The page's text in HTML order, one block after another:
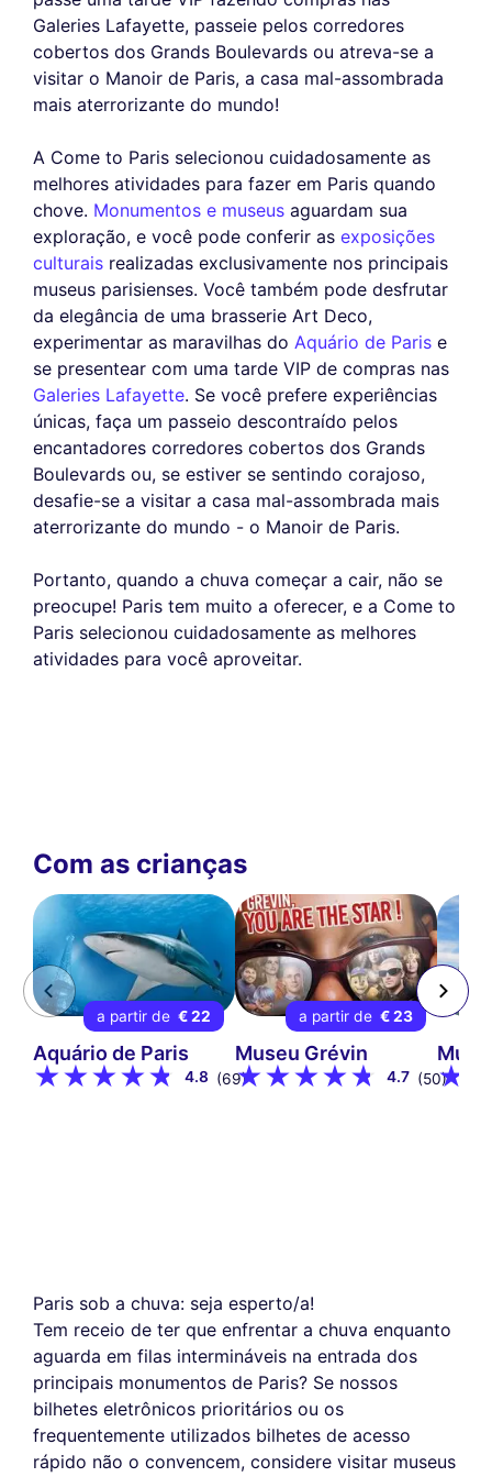
Galeries Lafayette, passeie pelos corredores
cobertos dos Grands Boulevards ou atreva-se a
visitar o Manoir de Paris, a casa mal-assombrada
mais aterrorizante do mundo!
A Come to Paris selecionou cuidadosamente as
melhores atividades para fazer em Paris quando
chove. Monumentos e museus aguardam sua
exploração, e você pode conferir as exposições
culturais realizadas exclusivamente nos principais
museus parisienses. Você também pode desfrutar
da elegância de uma brasserie Art Deco,
experimentar as maravilhas do Aquário de Paris e
se presentear com uma tarde VIP de compras nas
Galeries Lafayette. Se você prefere experiências
únicas, faça um passeio descontraído pelos
encantadores corredores cobertos dos Grands
Boulevards ou, se estiver se sentindo corajoso,
desafie-se a visitar a casa mal-assombrada mais
aterrorizante do mundo - o Manoir de Paris.
Portanto, quando a chuva começar a cair, não se
preocupe! Paris tem muito a oferecer, e a Come to
Paris selecionou cuidadosamente as melhores
atividades para você aproveitar.
Com as crianças
a partir de € 22
Aquário de Paris
4.8 (69)
a partir de € 23
Museu Grévin
4.7 (50)
Paris sob a chuva: seja esperto/a!
Tem receio de ter que enfrentar a chuva enquanto
aguarda em filas intermináveis na entrada dos
principais monumentos de Paris? Se nossos
bilhetes eletrônicos prioritários ou os
frequentemente utilizados bilhetes de acesso
rápido não o convencem, considere visitar museus